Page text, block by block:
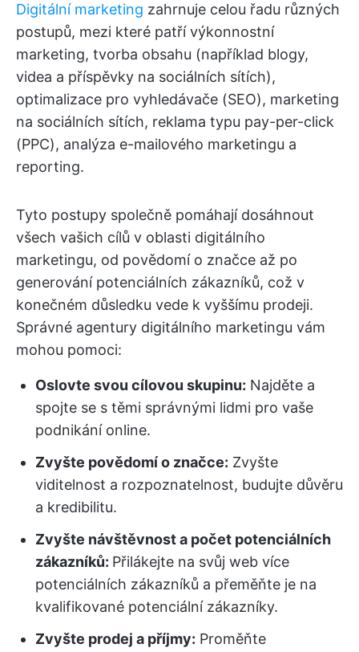
Digitální marketing zahrnuje celou řadu různých
postupů, mezi které patří výkonnostní
marketing, tvorba obsahu (například blogy,
videa a příspěvky na sociálních sítích),
optimalizace pro vyhledávače (SEO), marketing
na sociálních sítích, reklama typu pay-per-click
(PPC), analýza e-mailového marketingu a
reporting.
Tyto postupy společně pomáhají dosáhnout
všech vašich cílů v oblasti digitálního
marketingu, od povědomí o značce až po
generování potenciálních zákazníků, což v
konečném důsledku vede k vyššímu prodeji.
Správné agentury digitálního marketingu vám
mohou pomoci:
Oslovte svou cílovou skupinu: Najděte a
spojte se s těmi správnými lidmi pro vaše
podnikání online.
Zvyšte povědomí o značce: Zvyšte
viditelnost a rozpoznatelnost, budujte důvěru
a kredibilitu.
Zvyšte návštěvnost a počet potenciálních
zákazníků: Přilákejte na svůj web více
potenciálních zákazníků a přeměňte je na
kvalifikované potenciální zákazníky.
Zvyšte prodej a příjmy: Proměňte